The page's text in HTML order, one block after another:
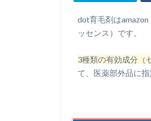
dot育毛剤は
ッセンス）です。
3種類の有効成分（
て、医薬部外品に指